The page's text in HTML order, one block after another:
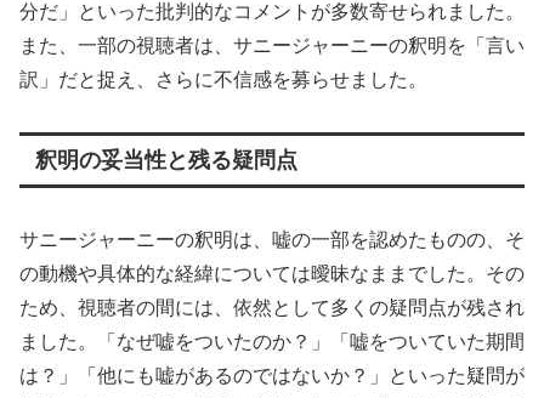
分だ」といった批判的なコメントが多数寄せられました。
また、一部の視聴者は、サニージャーニーの釈明を「言い
訳」だと捉え、さらに不信感を募らせました。
釈明の妥当性と残る疑問点
サニージャーニーの釈明は、嘘の一部を認めたものの、そ
の動機や具体的な経緯については曖昧なままでした。その
ため、視聴者の間には、依然として多くの疑問点が残され
ました。「なぜ嘘をついたのか？」「嘘をついていた期間
は？」「他にも嘘があるのではないか？」といった疑問が